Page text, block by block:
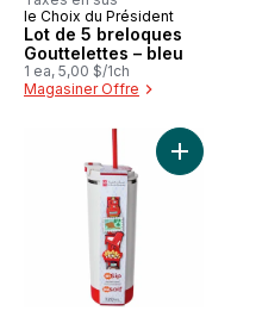
Coup de cœur
le Choix du Président
Lot de 5 breloques
Gouttelettes – bleu
1 ea, 5,00 $/1ch
Magasiner Offre
de 5 breloques Gouttelettes –
Ajouter